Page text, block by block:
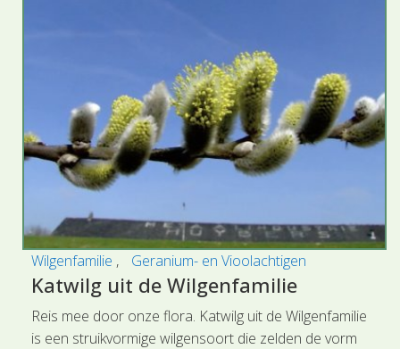
Wilgenfamilie Geranium- en Vioolachtigen
Katwilg uit de Wilgenfamilie
Reis mee door onze flora. Katwilg uit de Wilgenfamilie
is een struikvormige wilgensoort die zelden de vorm